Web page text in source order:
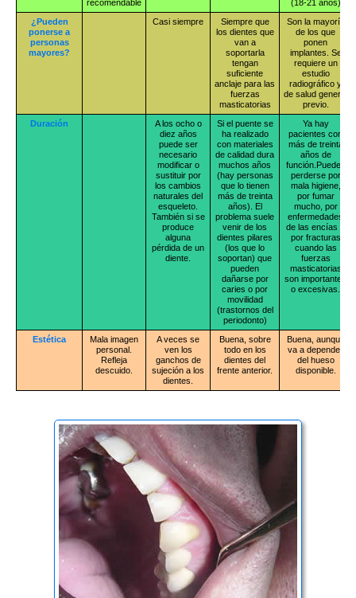
recomendable
(18-21 años)
¿Pueden
ponerse a
personas
mayores?
Casi siempre
Siempre que
los dientes que
van a
soportarla
tengan
suficiente
anclaje para las
fuerzas
masticatorias
Son la mayoría
de los que
ponen
implantes. Se
requiere un
estudio
radiográfico y
de salud general
previo.
Duración
A los ocho o
diez años
puede ser
necesario
modificar o
sustituir por
los cambios
naturales del
esqueleto.
También si se
produce
alguna
pérdida de un
diente.
Si el puente se
ha realizado
con materiales
de calidad dura
muchos años
(hay personas
que lo tienen
más de treinta
años). El
problema suele
venir de los
dientes pilares
(los que lo
soportan) que
pueden
dañarse por
caries o por
movilidad
(trastornos del
periodonto)
Ya hay
pacientes con
más de treinta
años de
función.Pueden
perderse por
mala higiene,
por fumar
mucho, por
enfermedades
de las encías o
por fracturas
cuando las
fuerzas
masticatorias
son importantes
o excesivas.
Estética
Mala imagen
personal.
Refleja
descuido.
A veces se
ven los
ganchos de
sujeción a los
dientes.
Buena, sobre
todo en los
dientes del
frente anterior.
Buena, aunque
va a depender
del hueso
disponible.